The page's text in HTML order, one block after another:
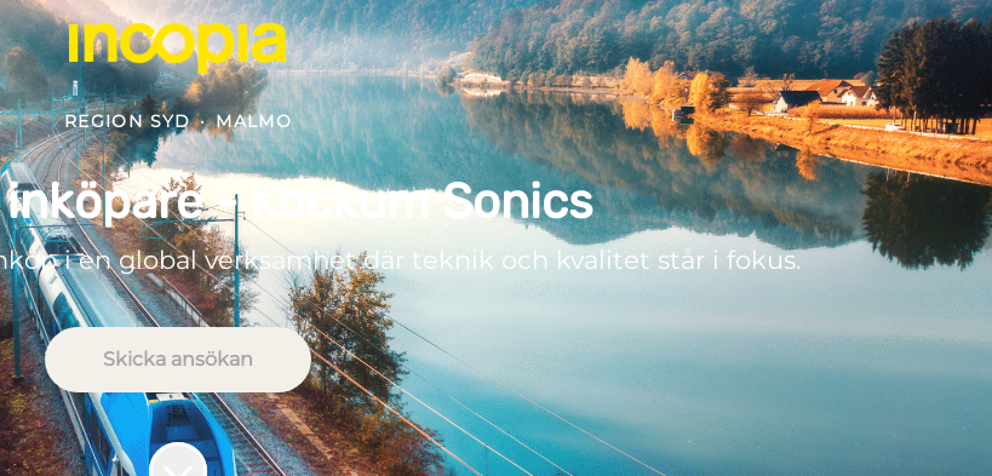
REGION SYD · MALMO
- Kockum Sonics
i en global verksamhet där teknik och kvalitet står i fokus.
Skicka ansökan